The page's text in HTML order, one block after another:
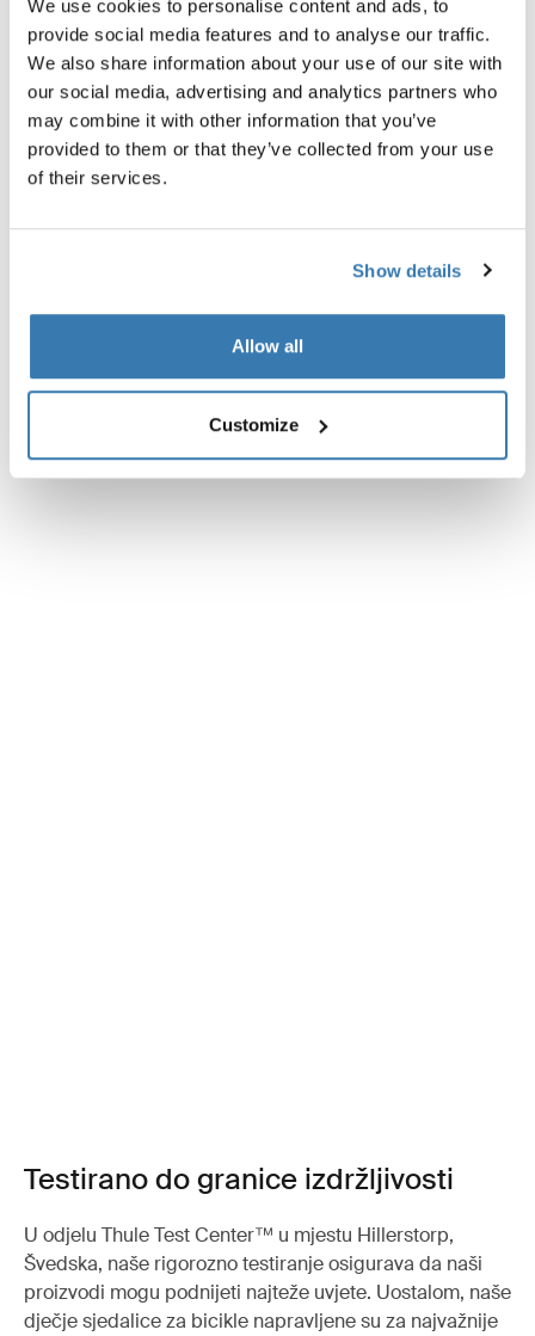
We use cookies to personalise content and ads, to
provide social media features and to analyse our traffic.
We also share information about your use of our site with
our social media, advertising and analytics partners who
may combine it with other information that you’ve
provided to them or that they’ve collected from your use
of their services.
Show details
Allow all
Customize
Toggle overview
Opis proizvoda
Toggle guides and instructions
Testirano do granice izdržljivosti
U odjelu Thule Test Center™ u mjestu Hillerstorp,
Švedska, naše rigorozno testiranje osigurava da naši
proizvodi mogu podnijeti najteže uvjete. Uostalom, naše
dječje sjedalice za bicikle napravljene su za najvažnije